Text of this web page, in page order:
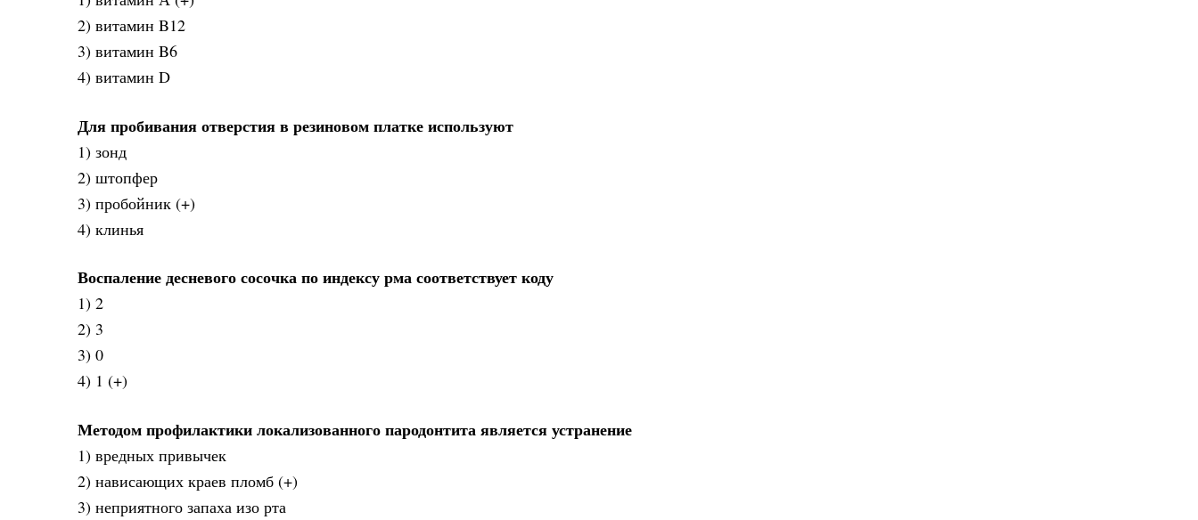
2) витамин B12
3) витамин B6
4) витамин D
Для пробивания отверстия в резиновом платке используют
1) зонд
2) штопфер
3) пробойник (+)
4) клинья
Воспаление десневого сосочка по индексу рма соответствует коду
1) 2
2) 3
3) 0
4) 1 (+)
Методом профилактики локализованного пародонтита является устранение
1) вредных привычек
2) нависающих краев пломб (+)
3) неприятного запаха изо рта